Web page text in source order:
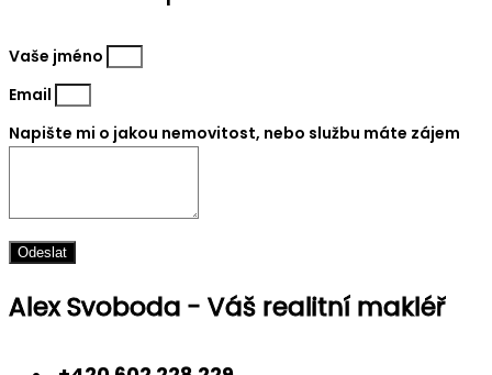
Vaše jméno
Email
Napište mi o jakou nemovitost, nebo službu máte zájem
Odeslat
Alex Svoboda - Váš realitní makléř